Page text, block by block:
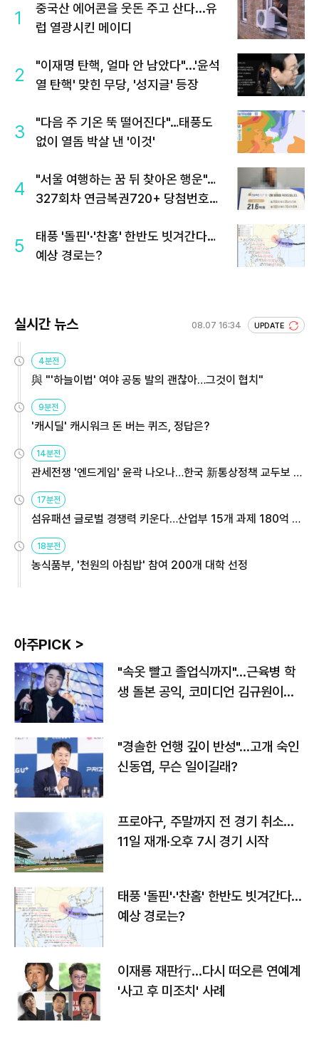
1
중국산 에어콘을 웃돈 주고 산다...유
럽 열광시킨 메이디
2
"이재명 탄핵, 얼마 안 남았다"...'윤석
열 탄핵' 맞힌 무당, '성지글' 등장
3
"다음 주 기온 뚝 떨어진다"…태풍도
없이 열돔 박살 낸 '이것'
4
"서울 여행하는 꿈 뒤 찾아온 행운"…
327회차 연금복권720+ 당첨번호조
5
태풍 '돌핀'·'찬홈' 한반도 빗겨간다…
예상 경로는?
실시간 뉴스 08.07 16:34 UPDATE
4분전
與 "'하늘이법' 여야 공동 발의 괜찮아…그것이 협치"
9분전
'캐시딜' 캐시워크 돈 버는 퀴즈, 정답은?
14분전
관세전쟁 '엔드게임' 윤곽 나오나…한국 新통상정책 교두보 활
용해야
17분전
섬유패션 글로벌 경쟁력 키운다…산업부 15개 과제 180억 지
원
18분전
농식품부, '천원의 아침밥' 참여 200개 대학 선정
아주PICK >
"속옷 빨고 졸업식까지"…근육병 학
생 돌본 공익, 코미디언 김규원이었
"경솔한 언행 깊이 반성"…고개 숙인
신동엽, 무슨 일이길래?
프로야구, 주말까지 전 경기 취소…
11일 재개·오후 7시 경기 시작
태풍 '돌핀'·'찬홈' 한반도 빗겨간다…
예상 경로는?
이재룡 재판行…다시 떠오른 연예계
'사고 후 미조치' 사례